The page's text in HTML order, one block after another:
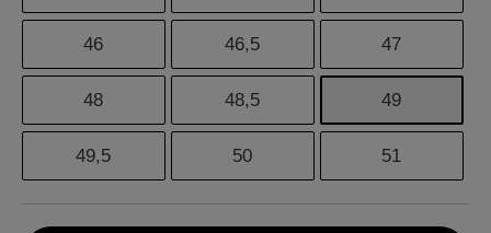
46 46,5 47
48 48,5 49
49,5 50 51